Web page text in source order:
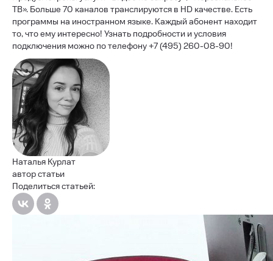
ТВ». Больше 70 каналов транслируются в HD качестве. Есть
программы на иностранном языке. Каждый абонент находит
то, что ему интересно! Узнать подробности и условия
подключения можно по телефону +7 (495) 260-08-90!
Наталья Курлат
автор статьи
Поделиться статьей: